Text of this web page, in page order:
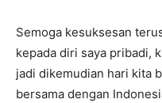
Semoga kesuksesan
kepada diri saya pribadi,
jadi dikemudian hari kita
bersama dengan